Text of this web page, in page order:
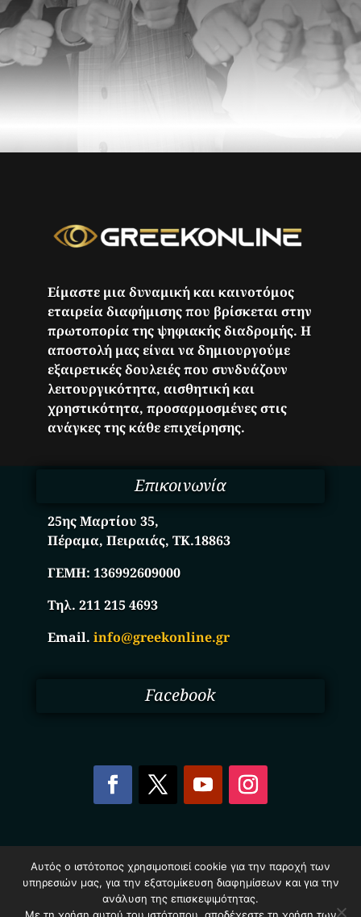
Είμαστε μια δυναμική και καινοτόμος
εταιρεία διαφήμισης που βρίσκεται στην
πρωτοπορία της ψηφιακής διαδρομής. Η
αποστολή μας είναι να δημιουργούμε
εξαιρετικές δουλειές που συνδυάζουν
λειτουργικότητα, αισθητική και
χρηστικότητα, προσαρμοσμένες στις
ανάγκες της κάθε επιχείρησης.
Επικοινωνία
25ης Μαρτίου 35,
Πέραμα, Πειραιάς, ΤΚ.18863
ΓΕΜΗ:136992609000
Τηλ. 211 215 4693
Email.info@greekonline.gr
Facebook
Επιχειρήσεων Ελλάδας – Greekonline.gr. All Rights
Reserved.
Όροι & Προυποθέσεις–Προστασία Προσωπικών
Αυτός ο ιστότοπος χρησιμοποιεί cookie για την παροχή των
υπηρεσιών μας, για την εξατομίκευση διαφημίσεων και για την
ανάλυση της επισκεψιμότητας.